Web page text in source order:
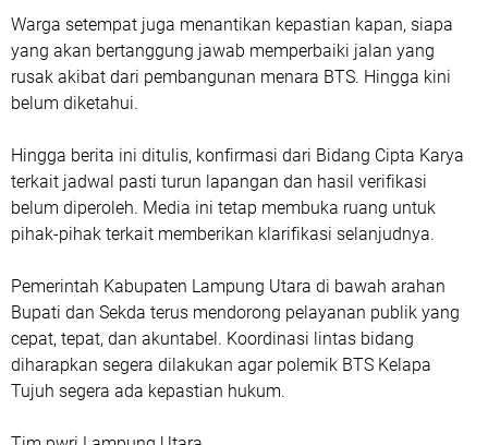
Warga setempat juga menantikan kepastian kapan, siapa
yang akan bertanggung jawab memperbaiki jalan yang
rusak akibat dari pembangunan menara BTS. Hingga kini
belum diketahui.
Hingga berita ini ditulis, konfirmasi dari Bidang Cipta Karya
terkait jadwal pasti turun lapangan dan hasil verifikasi
belum diperoleh. Media ini tetap membuka ruang untuk
pihak-pihak terkait memberikan klarifikasi selanjudnya.
Pemerintah Kabupaten Lampung Utara di bawah arahan
Bupati dan Sekda terus mendorong pelayanan publik yang
cepat, tepat, dan akuntabel. Koordinasi lintas bidang
diharapkan segera dilakukan agar polemik BTS Kelapa
Tujuh segera ada kepastian hukum.